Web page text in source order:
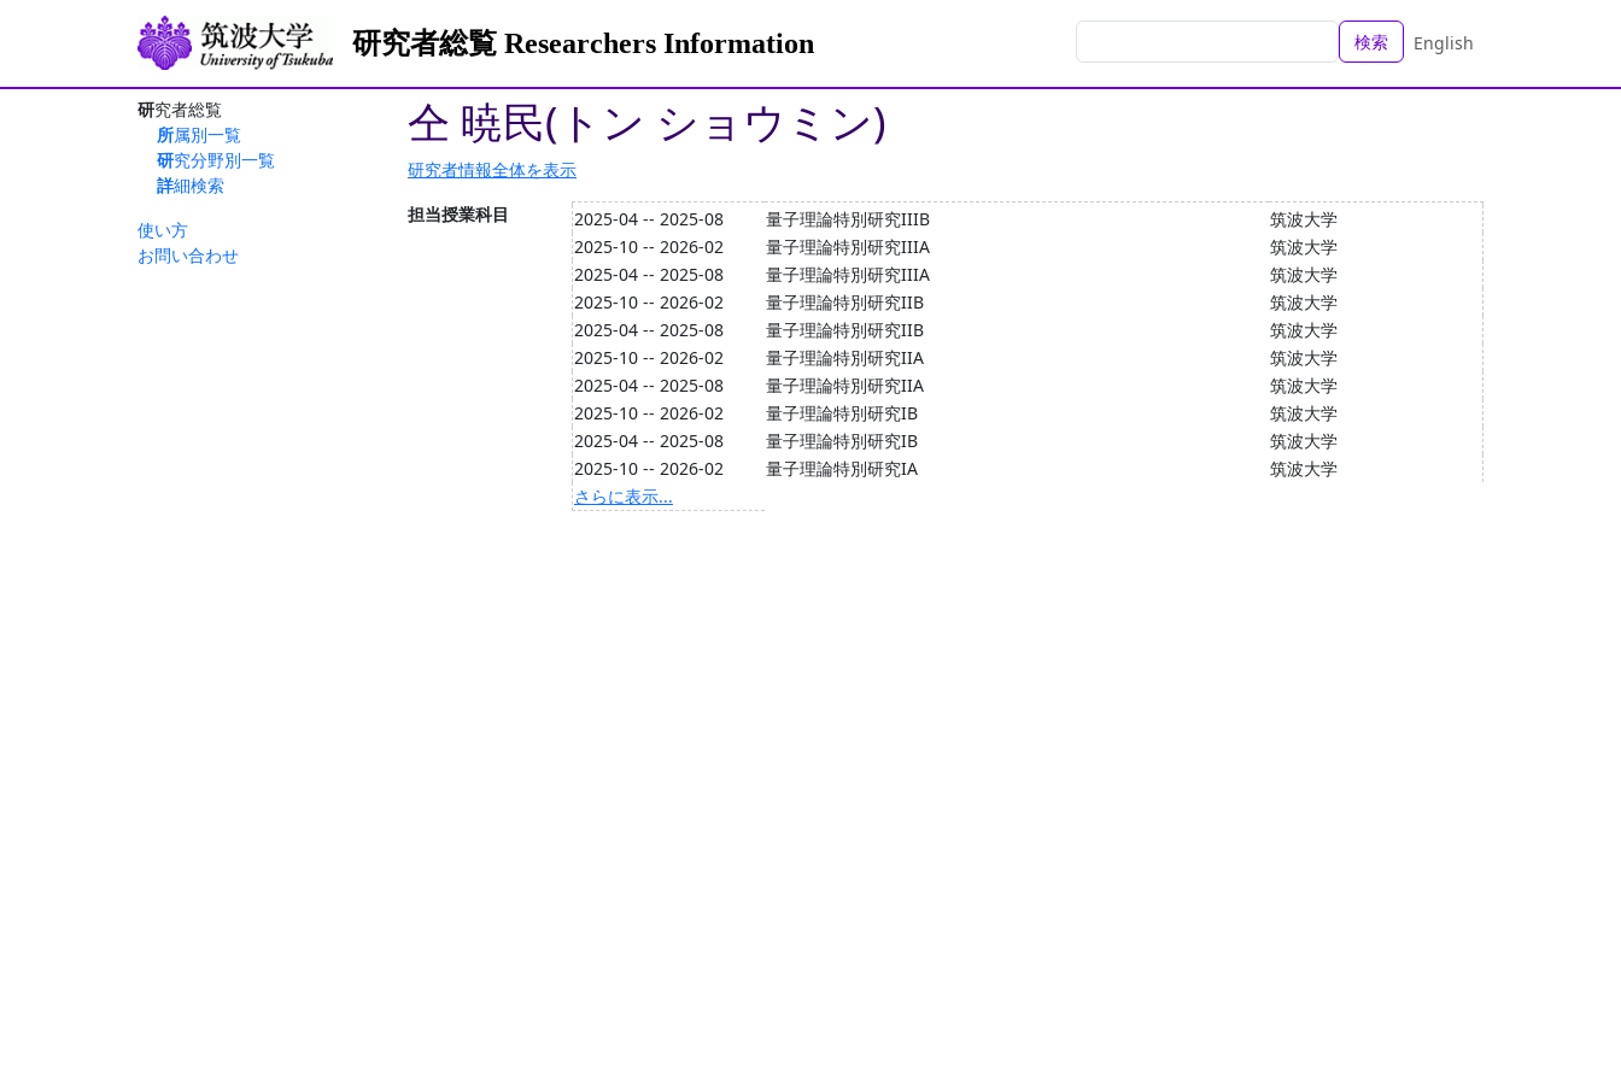
研究者総覧 Researchers Information 検索 English
研究者総覧
所属別一覧
研究分野別一覧
詳細検索
使い方
お問い合わせ
仝 暁民(トン ショウミン)
研究者情報全体を表示
担当授業科目
2025-04 -- 2025-08 量子理論特別研究IIIB
筑波大学
2025-10 -- 2026-02
量子理論特別研究IIIA
筑波大学
2025-04 -- 2025-08
量子理論特別研究IIIA
筑波大学
2025-10 -- 2026-02
量子理論特別研究IIB
筑波大学
2025-04 -- 2025-08
量子理論特別研究IIB
筑波大学
2025-10 -- 2026-02
量子理論特別研究IIA
筑波大学
2025-04 -- 2025-08
量子理論特別研究IIA
筑波大学
2025-10 -- 2026-02
量子理論特別研究IB
筑波大学
2025-04 -- 2025-08
量子理論特別研究IB
筑波大学
2025-10 -- 2026-02
量子理論特別研究IA
筑波大学
さらに表示...